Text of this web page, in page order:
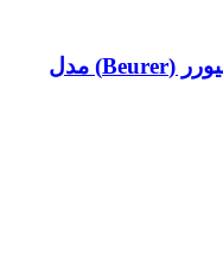
ماساژور مادون قرمز با 4 برنامه بیورر (Beurer) مدل